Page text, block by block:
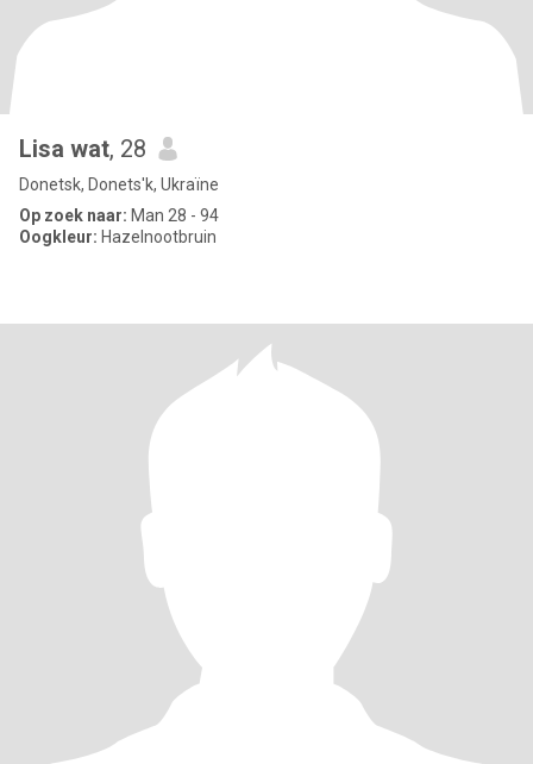
Lisa wat, 28
Donetsk, Donets'k, Ukraïne
Op zoek naar: Man 28 - 94
Oogkleur: Hazelnootbruin